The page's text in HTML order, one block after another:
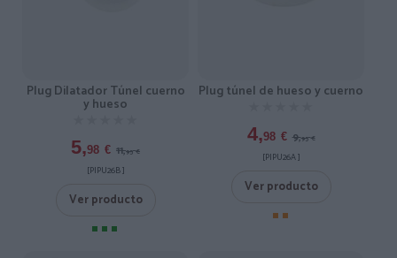
Plug Dilatador Túnel cuerno
y hueso
5,98 € 11,95 €
[PIPU26B ]
Ver producto
Plug túnel de hueso y cuerno
4,98 € 9,95 €
[PIPU26A ]
Ver producto